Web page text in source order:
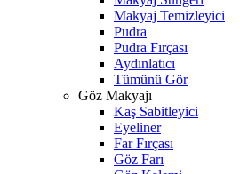
Makyaj Temizleyici
Pudra
Pudra Fırçası
Aydınlatıcı
Tümünü Gör
Göz Makyajı
Kaş Sabitleyici
Eyeliner
Far Fırçası
Göz Farı